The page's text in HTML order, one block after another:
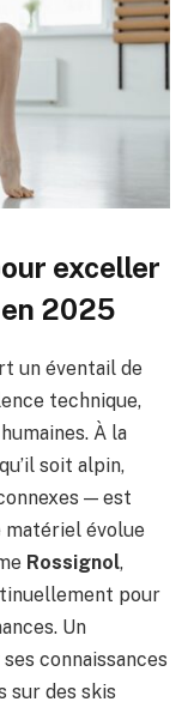
exceller
2025
un éventail de
technique,
À la
soit alpin,
— est
matériel évolue
Rossignol,
pour
Un
connaissances
sur des skis